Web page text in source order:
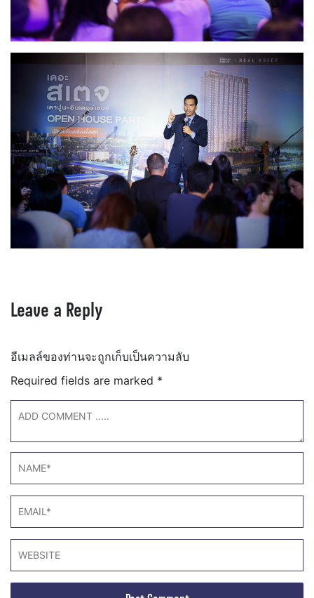
Leave a Reply
อีเมลล์ของท่านจะถูกเก็บเป็นความลับ
Required fields are marked *